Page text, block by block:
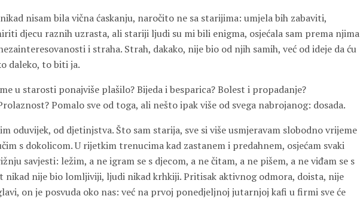
nisam bila vična ćaskanju, naročito ne sa starijima: umjela bih zabaviti,
djecu raznih uzrasta, ali stariji ljudi su mi bili enigma, osjećala sam prema njima
i straha. Strah, dakako, nije bio od njih samih, već od ideje da ću
daleko, to biti ja.
u starosti ponajviše plašilo? Bijeda i besparica? Bolest i propadanje?
Pomalo sve od toga, ali nešto ipak više od svega nabrojanog: dosada.
oduvijek, od djetinjstva. Što sam starija, sve si više usmjeravam slobodno vrijeme
s dokolicom. U rijetkim trenucima kad zastanem i predahnem, osjećam svaki
savjesti: ležim, a ne igram se s djecom, a ne čitam, a ne pišem, a ne viđam se s
nikad nije bio lomljiviji, ljudi nikad krhkiji. Pritisak aktivnog odmora, doista, nije
on je posvuda oko nas: već na prvoj ponedjeljnoj jutarnjoj kafi u firmi sve će